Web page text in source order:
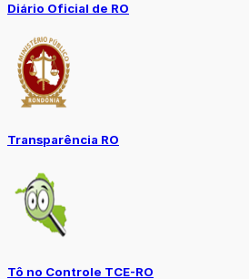
Diário Oficial de RO
Transparência RO
Tô no Controle TCE-RO